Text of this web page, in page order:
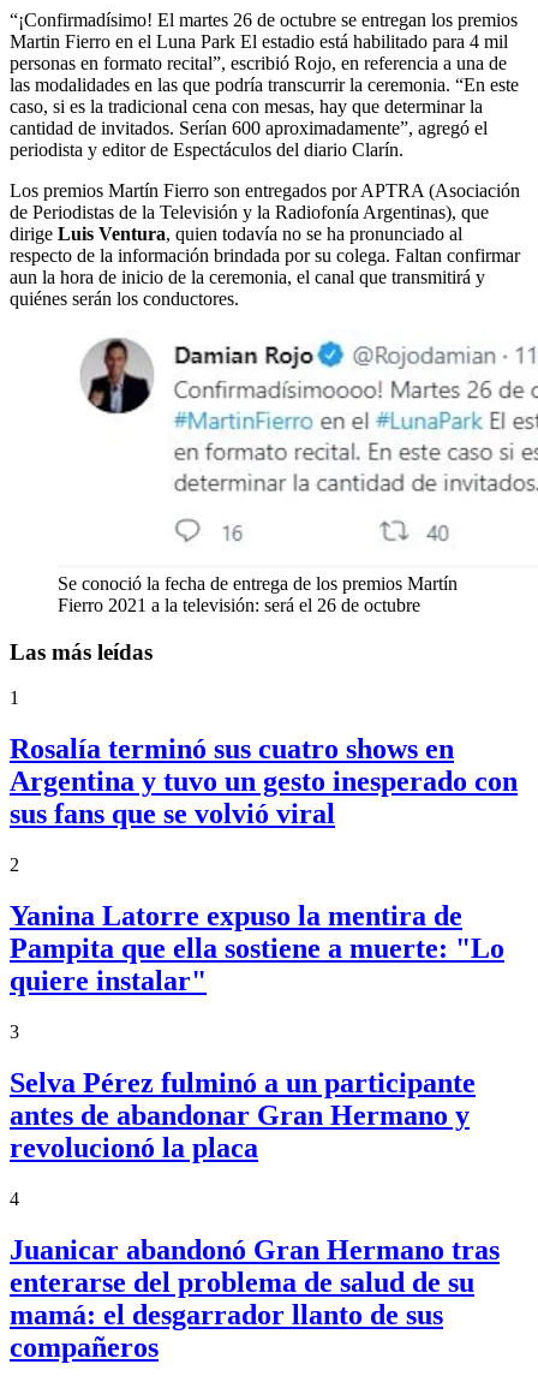
“¡Confirmadísimo! El martes 26 de octubre se entregan los premios
Martin Fierro en el Luna Park El estadio está habilitado para 4 mil
personas en formato recital”, escribió Rojo, en referencia a una de
las modalidades en las que podría transcurrir la ceremonia. “En este
caso, si es la tradicional cena con mesas, hay que determinar la
cantidad de invitados. Serían 600 aproximadamente”, agregó el
periodista y editor de Espectáculos del diario Clarín.
Los premios Martín Fierro son entregados por APTRA (Asociación
de Periodistas de la Televisión y la Radiofonía Argentinas), que
dirige Luis Ventura, quien todavía no se ha pronunciado al
respecto de la información brindada por su colega. Faltan confirmar
aun la hora de inicio de la ceremonia, el canal que transmitirá y
quiénes serán los conductores.
Se conoció la fecha de entrega de los premios Martín
Fierro 2021 a la televisión: será el 26 de octubre
Las más leídas
1
Rosalía terminó sus cuatro shows en
Argentina y tuvo un gesto inesperado con
sus fans que se volvió viral
2
Yanina Latorre expuso la mentira de
Pampita que ella sostiene a muerte: "Lo
quiere instalar"
3
Selva Pérez fulminó a un participante
antes de abandonar Gran Hermano y
revolucionó la placa
4
Juanicar abandonó Gran Hermano tras
enterarse del problema de salud de su
mamá: el desgarrador llanto de sus
compañeros